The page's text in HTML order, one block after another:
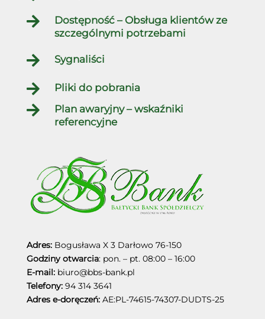

Dostępność – Obsługa klientów ze
szczególnymi potrzebami
 Sygnaliści
 Pliki do pobrania

Plan awaryjny – wskaźniki
referencyjne
Adres: Bogusława X 3 Darłowo 76-150
Godziny otwarcia: pon. – pt. 08:00 – 16:00
E-mail: biuro@bbs-bank.pl
Telefony: 94 314 3641
Adres e-doręczeń: AE:PL-74615-74307-DUDTS-25